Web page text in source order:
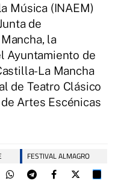
Música (INAEM)
de
la
Ayuntamiento de
La Mancha
de Teatro Clásico
Artes Escénicas
FESTIVAL ALMAGRO